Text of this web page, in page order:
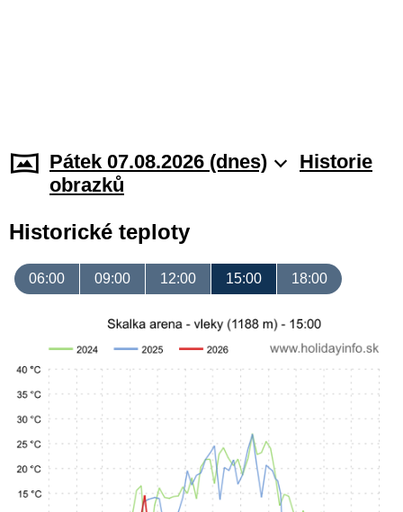
Pátek 07.08.2026 (dnes)
Historie
obrazků
Historické teploty
06:00 09:00 12:00 15:00 18:00